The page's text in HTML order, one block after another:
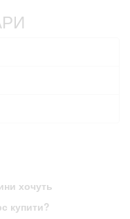
хочуть
купити?